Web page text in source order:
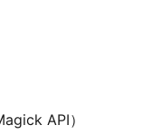
API）